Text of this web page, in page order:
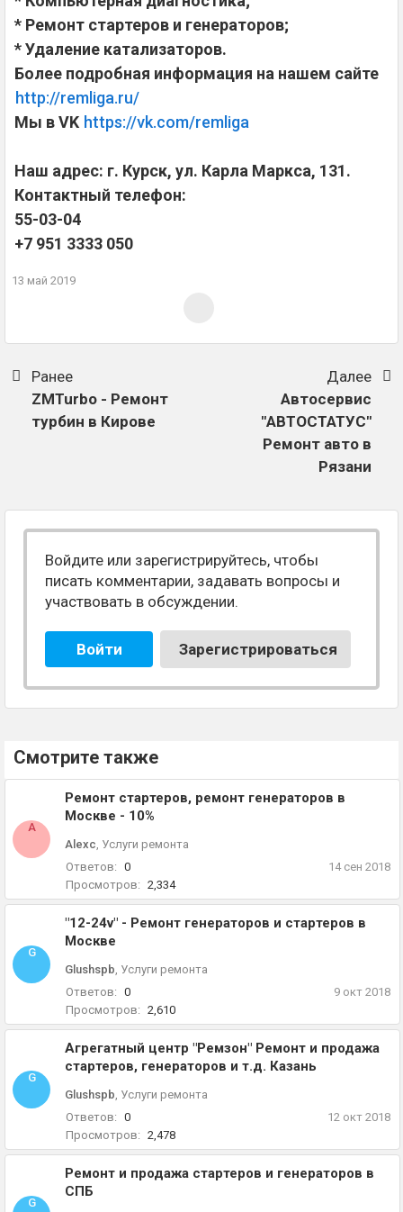
* Ремонт стартеров и генераторов;
* Удаление катализаторов.
Более подробная информация на нашем сайте
http://remliga.ru/
Мы в VK https://vk.com/remliga
Наш адрес: г. Курск, ул. Карла Маркса, 131.
Контактный телефон:
55-03-04
+7 951 3333 050
13 май 2019
Ранее
ZMTurbo - Ремонт
турбин в Кирове
Далее
Автосервис
"АВТОСТАТУС"
Ремонт авто в
Рязани
Войдите или зарегистрируйтесь, чтобы
писать комментарии, задавать вопросы и
участвовать в обсуждении.
Войти Зарегистрироваться
Смотрите также
A
Ремонт стартеров, ремонт генераторов в
Москве - 10%
Alexc, Услуги ремонта
Ответов: 0
Просмотров: 2,334
14 сен 2018
G
"12-24v" - Ремонт генераторов и стартеров в
Москве
Glushspb, Услуги ремонта
Ответов: 0
Просмотров: 2,610
9 окт 2018
G
Агрегатный центр "Ремзон" Ремонт и продажа
стартеров, генераторов и т.д. Казань
Glushspb, Услуги ремонта
Ответов: 0
Просмотров: 2,478
12 окт 2018
G
Ремонт и продажа стартеров и генераторов в
СПБ